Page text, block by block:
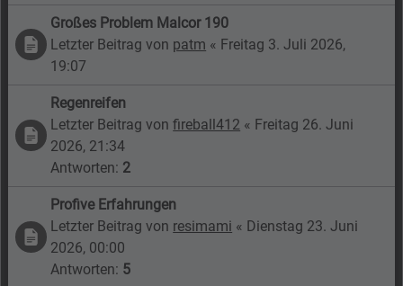
Großes Problem Malcor 190
Letzter Beitrag von patm « Freitag 3. Juli 2026,
19:07
Regenreifen
Letzter Beitrag vonfireball412 « Freitag 26. Juni
2026, 21:34
Antworten: 2
Profive Erfahrungen
Letzter Beitrag von resimami « Dienstag 23. Juni
2026, 00:00
Antworten: 5